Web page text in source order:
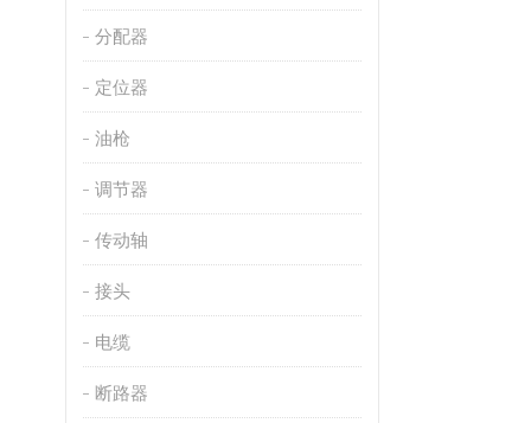
分配器
定位器
油枪
调节器
传动轴
接头
电缆
断路器